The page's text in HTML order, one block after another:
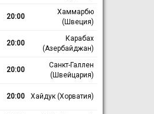
20:00
Хаммарбю
(Швеция)
20:00
Карабах
(Азербайджан)
20:00
Санкт-Галлен
(Швейцария)
20:00 Хайдук (Хорватия)